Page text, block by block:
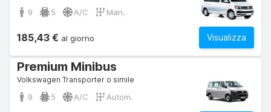
9 5 A/C Man.
Visualizza
185,43 € al giorno
Premium Minibus
Volkswagen Transporter o simile
9 5 A/C Autom.